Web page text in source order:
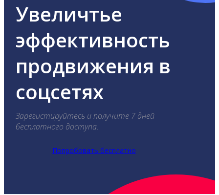
Увеличтье
эффективность
продвижения в
соцсетях
Зарегистируйтесь и получите 7 дней
бесплатного доступа.
Попробовать бесплатно